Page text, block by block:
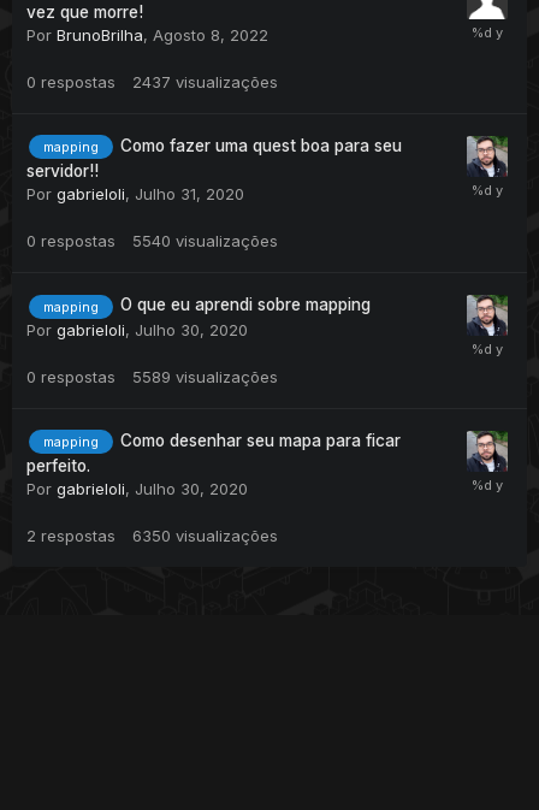
vez que morre!
Por BrunoBrilha, Agosto 8, 2022
0 respostas 2437 visualizações
mapping
Como fazer uma quest boa para seu
servidor!!
Por gabrieloli, Julho 31, 2020
0 respostas 5540 visualizações
mapping
O que eu aprendi sobre mapping
Por gabrieloli, Julho 30, 2020
0 respostas 5589 visualizações
mapping
Como desenhar seu mapa para ficar
perfeito.
Por gabrieloli, Julho 30, 2020
2 respostas 6350 visualizações